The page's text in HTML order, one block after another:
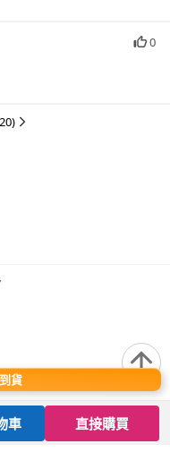
0
300gx2包/共4包/組
貨
車 直接購買